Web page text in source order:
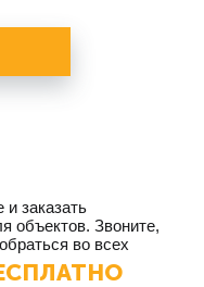
заказать
объектов. Звоните,
во всех